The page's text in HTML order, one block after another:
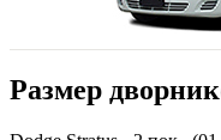
Размер